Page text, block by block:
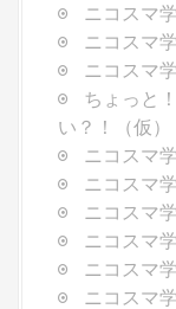
ニコスマ
ニコスマ
ニコスマ
ちょっと
い？！（仮）
ニコスマ
ニコスマ
ニコスマ
ニコスマ
ニコスマ
ニコスマ